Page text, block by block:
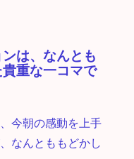
は、なんとも
重な一コマで
今朝の感動を上手
なんとももどかし